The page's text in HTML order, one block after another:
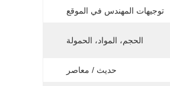
توجيهات المهندس في الموقع
الحجم، المواد، الحمولة
حديث / معاصر